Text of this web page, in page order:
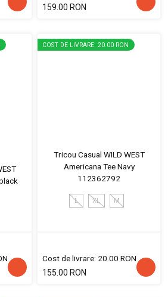
159.00 RON
COST DE LIVRARE: 20.00 RON
Tricou Casual WILD WEST
Americana Tee Navy
112362792
L XL M
Cost de livrare: 20.00 RON
155.00 RON